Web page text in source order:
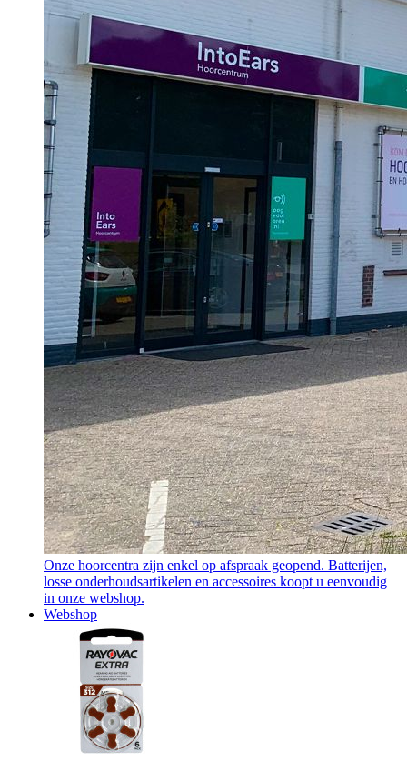
Onze hoorcentra zijn enkel op afspraak geopend. Batterijen,
losse onderhoudsartikelen en accessoires koopt u eenvoudig
in onze webshop.
Webshop